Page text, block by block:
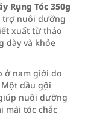
Rụng Tóc 350g
trợ nuôi dưỡng
xuất từ thảo
dày và khỏe
ở nam giới do
dầu gội
nuôi dưỡng
mái tóc chắc